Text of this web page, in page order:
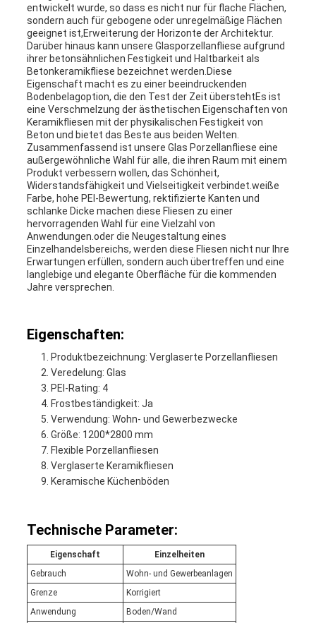
entwickelt wurde, so dass es nicht nur für flache Flächen,
sondern auch für gebogene oder unregelmäßige Flächen
geeignet ist,Erweiterung der Horizonte der Architektur.
Darüber hinaus kann unsere Glasporzellanfliese aufgrund
ihrer betonsähnlichen Festigkeit und Haltbarkeit als
Betonkeramikfliese bezeichnet werden.Diese
Eigenschaft macht es zu einer beeindruckenden
Bodenbelagoption, die den Test der Zeit überstehtEs ist
eine Verschmelzung der ästhetischen Eigenschaften von
Keramikfliesen mit der physikalischen Festigkeit von
Beton und bietet das Beste aus beiden Welten.
Zusammenfassend ist unsere Glas Porzellanfliese eine
außergewöhnliche Wahl für alle, die ihren Raum mit einem
Produkt verbessern wollen, das Schönheit,
Widerstandsfähigkeit und Vielseitigkeit verbindet.weiße
Farbe, hohe PEI-Bewertung, rektifizierte Kanten und
schlanke Dicke machen diese Fliesen zu einer
hervorragenden Wahl für eine Vielzahl von
Anwendungen.oder die Neugestaltung eines
Einzelhandelsbereichs, werden diese Fliesen nicht nur Ihre
Erwartungen erfüllen, sondern auch übertreffen und eine
langlebige und elegante Oberfläche für die kommenden
Jahre versprechen.
Eigenschaften:
Produktbezeichnung: Verglaserte Porzellanfliesen
Veredelung: Glas
PEI-Rating: 4
Frostbeständigkeit: Ja
Verwendung: Wohn- und Gewerbezwecke
Größe: 1200*2800 mm
Flexible Porzellanfliesen
Verglaserte Keramikfliesen
Keramische Küchenböden
Technische Parameter:
Eigenschaft
Einzelheiten
Gebrauch
Wohn- und Gewerbeanlagen
Grenze
Korrigiert
Anwendung
Boden/Wand